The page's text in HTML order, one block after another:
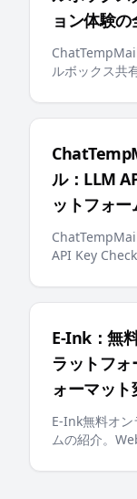
ョン体験
ルボックス共
AI対応の
ス体験を提供
ル：LLM
ットフォ
API Key
タイム進捗表
E-Ink：無
ラットフ
ォーマッ
E-Ink無料オ
ムの紹介。
供し、Kindle